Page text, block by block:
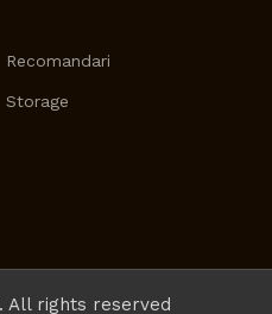
Recomandari
Storage
. All rights reserved